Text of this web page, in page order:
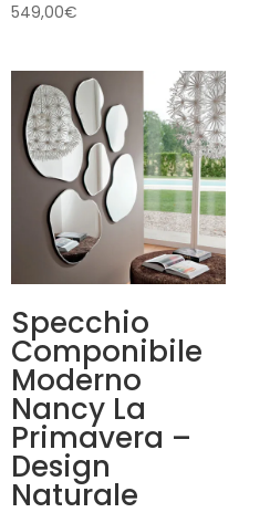
549,00€
Specchio
Componibile
Moderno
Nancy La
Primavera –
Design
Naturale